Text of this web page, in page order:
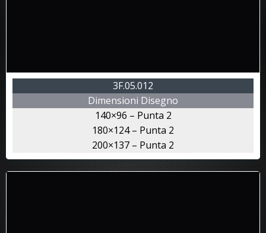
3F.05.012
Dimensioni Disegno
140×96 – Punta 2
180×124 – Punta 2
200×137 – Punta 2